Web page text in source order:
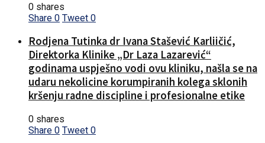
0 shares
Share 0 Tweet 0
Rodjena Tutinka dr Ivana Stašević Karliičić,
Direktorka Klinike „Dr Laza Lazarević“
godinama uspješno vodi ovu kliniku, našla se na
udaru nekolicine korumpiranih kolega sklonih
kršenju radne discipline i profesionalne etike
0 shares
Share 0 Tweet 0